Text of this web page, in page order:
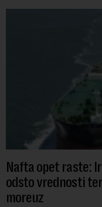
Nafta opet raste:
odsto vrednosti
moreuz